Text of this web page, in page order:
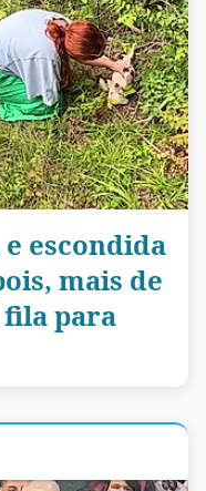
escondida
mais de
fila para